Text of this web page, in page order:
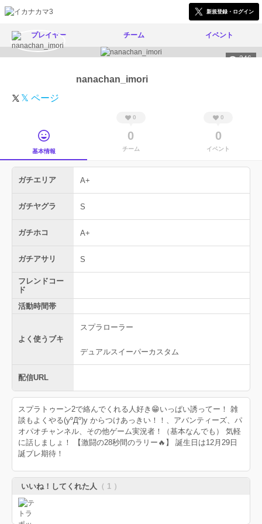
新規登録・ログイン
プレイヤー チーム イベント
346
nanachan_imori
𝕏 ページ
基本情報
0
0
チーム
0
0
イベント
ガチエリア A+
ガチヤグラ S
ガチホコ A+
ガチアサリ S
フレンドコー
ド
活動時間帯
よく使うブキ
スプラローラー
デュアルスイーパーカスタム
配信URL
スプラトゥーン2で絡んでくれる人好き😁いっぱい誘ってー！ 雑
談もよくやる(yºДº)y からつけあっきい！！、アバンティーズ、パ
オパオチャンネル、その他ゲーム実況者！（基本なんでも） 気軽
に話しましょ！ 【激闘の28秒間のラリー🔥】 誕生日は12月29日
誕プレ期待！
いいね！してくれた人 （ 1 ）